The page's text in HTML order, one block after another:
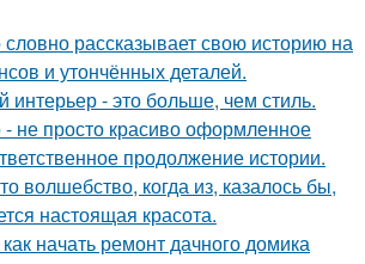
словно рассказывает свою историю на
и утончённых деталей.
интерьер - это больше, чем стиль.
- не просто красиво оформленное
продолжение истории.
волшебство, когда из, казалось бы,
настоящая красота.
начать ремонт дачного домика